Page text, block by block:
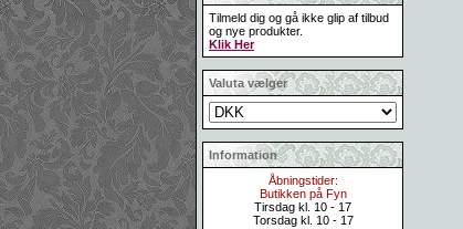
Tilmeld dig og gå ikke glip af tilbud
og nye produkter.
Klik Her
Valuta vælger
Information
Åbningstider:
Butikken på Fyn
Tirsdag kl. 10 - 17
Torsdag kl. 10 - 17